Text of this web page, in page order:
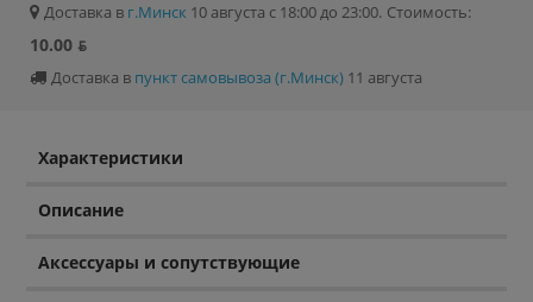
Доставка в г.Минск 10 августа с 18:00 до 23:00. Стоимость:
10.00 ƃ
Доставка в пункт самовывоза (г.Минск) 11 августа
Характеристики
Описание
Аксессуары и сопутствующие